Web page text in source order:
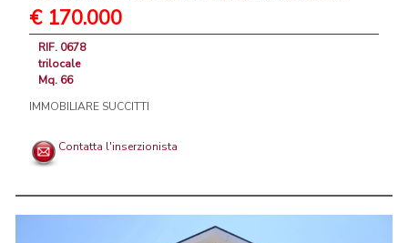
€ 170.000
RIF. 0678
trilocale
Mq. 66
IMMOBILIARE SUCCITTI
Contatta l'inserzionista